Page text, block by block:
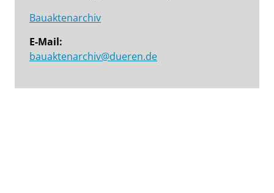
Bauaktenarchiv
E-Mail:
bauaktenarchiv@dueren.de